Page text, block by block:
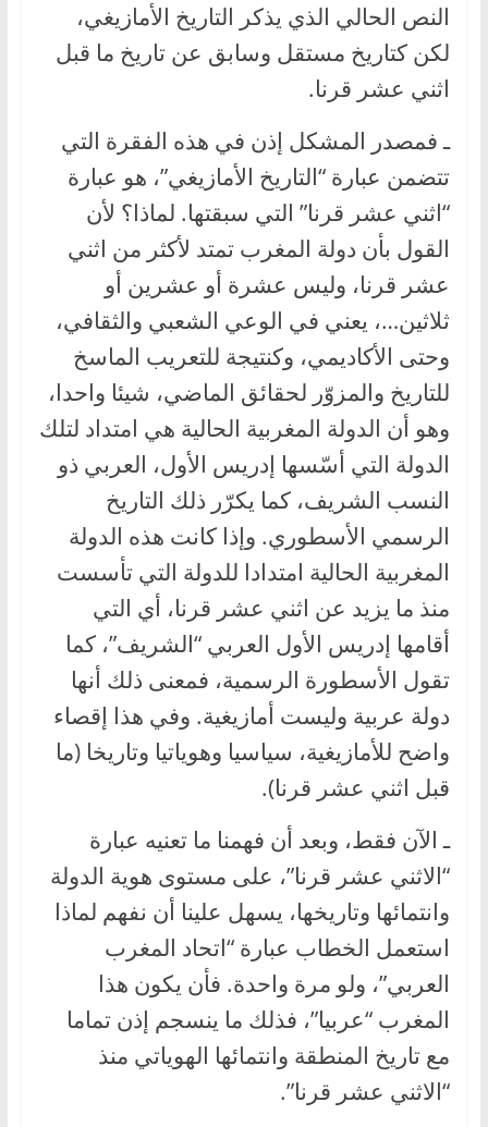
النص الحالي الذي يذكر التاريخ الأمازيغي،
لكن كتاريخ مستقل وسابق عن تاريخ ما قبل
اثني عشر قرنا.
ـ فمصدر المشكل إذن في هذه الفقرة التي
تتضمن عبارة “التاريخ الأمازيغي”، هو عبارة
“اثني عشر قرنا” التي سبقتها. لماذا؟ لأن
القول بأن دولة المغرب تمتد لأكثر من اثني
عشر قرنا، وليس عشرة أو عشرين أو
ثلاثين…، يعني في الوعي الشعبي والثقافي،
وحتى الأكاديمي، وكنتيجة للتعريب الماسخ
للتاريخ والمزوّر لحقائق الماضي، شيئا واحدا،
وهو أن الدولة المغربية الحالية هي امتداد لتلك
الدولة التي أسّسها إدريس الأول، العربي ذو
النسب الشريف، كما يكرّر ذلك التاريخ
الرسمي الأسطوري. وإذا كانت هذه الدولة
المغربية الحالية امتدادا للدولة التي تأسست
منذ ما يزيد عن اثني عشر قرنا، أي التي
أقامها إدريس الأول العربي “الشريف”، كما
تقول الأسطورة الرسمية، فمعنى ذلك أنها
دولة عربية وليست أمازيغية. وفي هذا إقصاء
واضح للأمازيغية، سياسيا وهوياتيا وتاريخا (ما
قبل اثني عشر قرنا).
ـ الآن فقط، وبعد أن فهمنا ما تعنيه عبارة
“الاثني عشر قرنا”، على مستوى هوية الدولة
وانتمائها وتاريخها، يسهل علينا أن نفهم لماذا
استعمل الخطاب عبارة “اتحاد المغرب
العربي”، ولو مرة واحدة. فأن يكون هذا
المغرب “عربيا”، فذلك ما ينسجم إذن تماما
مع تاريخ المنطقة وانتمائها الهوياتي منذ
“الاثني عشر قرنا”.